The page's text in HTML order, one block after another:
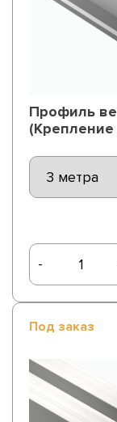
Профиль
-
Под заказ